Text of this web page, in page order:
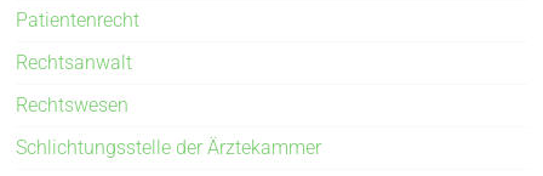
Patientenrecht
Rechtsanwalt
Rechtswesen
Schlichtungsstelle der Ärztekammer